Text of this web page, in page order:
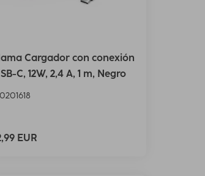
Cargador con conexión
C, 12W, 2,4 A, 1 m, Negro
EUR